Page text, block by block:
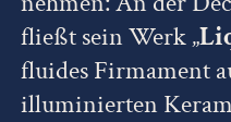
fließt sein Werk „
fluides Firmament
illuminierten